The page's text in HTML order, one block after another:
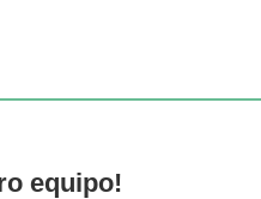
equipo!